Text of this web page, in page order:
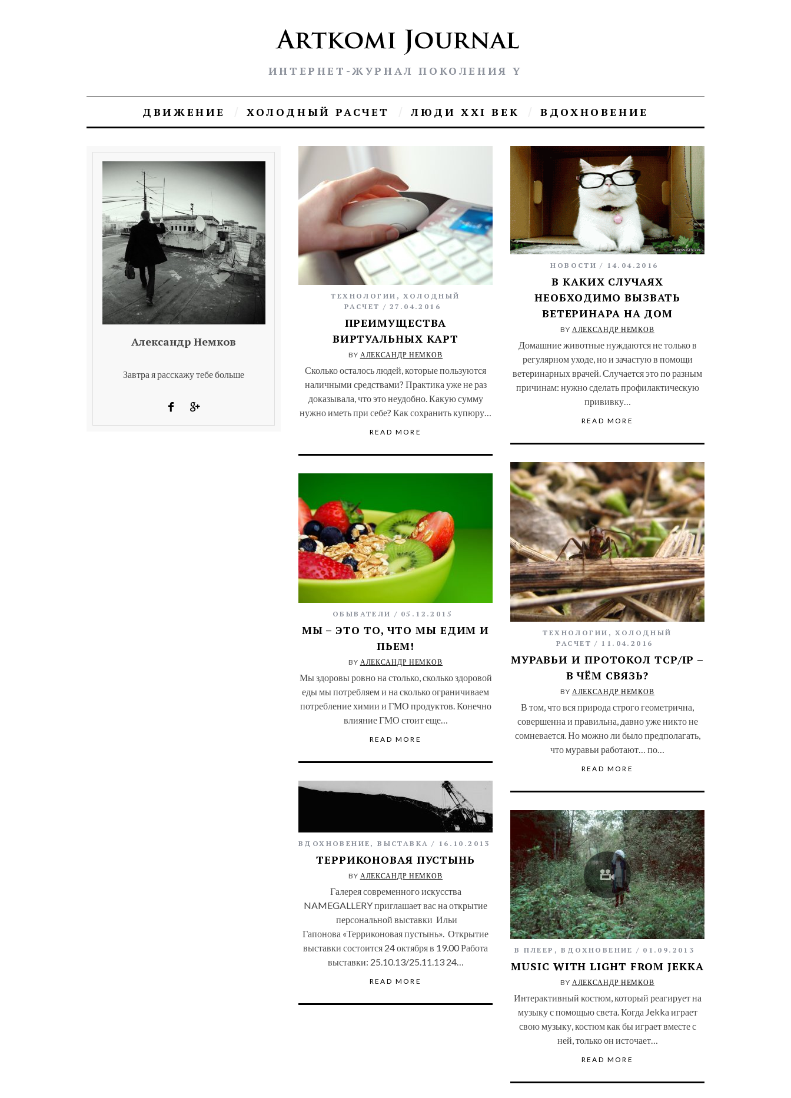
ИНТЕРНЕТ-ЖУРНАЛ ПОКОЛЕНИЯ Y
ДВИЖЕНИЕ ХОЛОДНЫЙ РАСЧЕТ ЛЮДИ XXI ВЕК ВДОХНОВЕНИЕ
Александр Немков
Завтра я расскажу тебе больше
ТЕХНОЛОГИИ ,ХОЛОДНЫЙ
РАСЧЕТ
27.04.2016
ПРЕИМУЩЕСТВА
ВИРТУАЛЬНЫХ КАРТ
BY АЛЕКСАНДР НЕМКОВ
Сколько осталось людей, которые пользуются
наличными средствами? Практика уже не раз
доказывала, что это неудобно. Какую сумму
нужно иметь при себе? Как сохранить купюру…
READ MORE
НОВОСТИ 14.04.2016
В КАКИХ СЛУЧАЯХ
НЕОБХОДИМО ВЫЗВАТЬ
ВЕТЕРИНАРА НА ДОМ
BY АЛЕКСАНДР НЕМКОВ
Домашние животные нуждаются не только в
регулярном уходе, но и зачастую в помощи
ветеринарных врачей. Случается это по разным
причинам: нужно сделать профилактическую
прививку…
READ MORE
ТЕХНОЛОГИИ ,ХОЛОДНЫЙ
РАСЧЕТ
11.04.2016
МУРАВЬИ И ПРОТОКОЛ TCP/IP –
В ЧЁМ СВЯЗЬ?
BY АЛЕКСАНДР НЕМКОВ
В том, что вся природа строго геометрична,
совершенна и правильна, давно уже никто не
сомневается. Но можно ли было предполагать,
что муравьи работают… по…
READ MORE
ОБЫВАТЕЛИ 05.12.2015
МЫ – ЭТО ТО, ЧТО МЫ ЕДИМ И
ПЬЕМ!
BY АЛЕКСАНДР НЕМКОВ
Мы здоровы ровно на столько, сколько здоровой
еды мы потребляем и на сколько ограничиваем
потребление химии и ГМО продуктов. Конечно
влияние ГМО стоит еще…
READ MORE
ВДОХНОВЕНИЕ ,ВЫСТАВКА 16.10.2013
ТЕРРИКОНОВАЯ ПУСТЫНЬ
BY АЛЕКСАНДР НЕМКОВ
Галерея современного искусства
NAMEGALLERY приглашает вас на открытие
персональной выставки Ильи
Гапонова «Терриконовая пустынь». Открытие
выставки состоится 24 октября в 19.00 Работа
выставки: 25.10.13/25.11.13 24…
READ MORE
В ПЛЕЕР ,ВДОХНОВЕНИЕ 01.09.2013
MUSIC WITH LIGHT FROM JEKKA
BY АЛЕКСАНДР НЕМКОВ
Интерактивный костюм, который реагирует на
музыку с помощью света. Когда Jekkа играет
свою музыку, костюм как бы играет вместе с
ней, только он источает…
READ MORE